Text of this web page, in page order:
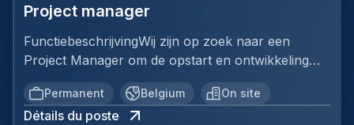
Project manager
FunctiebeschrijvingWij zijn op zoek naar een
Project Manager om de opstart en ontwikkeling
van een volledig nieuwe productielijn voor
ventilatiekanalen te leiden. Je bent
verantwoordelijk voor de volledige uitrol van dit
Permanent Belgium On site
Détails du poste